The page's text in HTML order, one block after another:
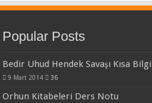
Popular Posts
Bedir Uhud Hendek Savaşı Kısa Bilgi
9 Mart 2014 36
Orhun Kitabeleri Ders Notu